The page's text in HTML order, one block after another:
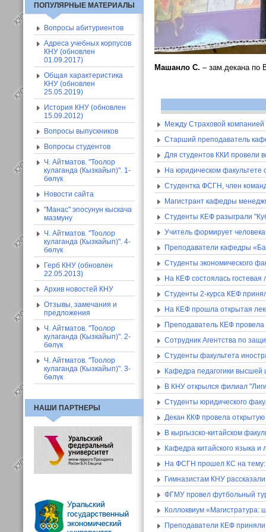
Машанло С. – зам.декана по
Между Страховой
Старший преподаватель
Для студентов ККИ провели
На юридическом факультете
Студентка ФСГН, член
Магистрант кафедры
Студенты КЕФ разыграли
Учитель формирует
Преподаватели кафедры
Студенты экономического
На КЕФ состоялась гостевая
Студенты 2-курса КЕФ
На КЕФ прошла открытая
Преподаватель КЕФ провела
Сотрудник Агентства по
Студенты факультета
Кафедра педагогики
В КНУ открылся филиал
Студенты юридического
Декан ККФ провела
В кыргызско-китайском
Кафедра китайского языка
На ФСГН прошел КС на тему:
Гимназистам КНУ
ФГМУ провел футбольный
Коллоквиум «Магистратура:
Преподаватели КЕФ приняли
ПОПУЛЯРНЫЕ МАТЕРИАЛЫ
Вопросы абитуриентов
Адреса учебных корпусов
КНУ (обновлен
01.09.2017)
Общая характеристика
КНУ (обновлен
25.05.2019)
История КНУ (обновлен
15.09.2012)
Вопросы выпускников
Вопросы студентов
Ч. Айтматов. "Тоолор
кулаганда (Кызкайып)". 1-
бөлүк
Новости сайта
"Манас" эпосунун кыскача
мазмуну
Ч. Айтматов. "Тоолор
кулаганда (Кызкайып)". 4-
бөлүк
Герб КНУ (обновлен
22.05.2013)
Архив новостей КНУ
Отзывы, замечания и
предложения
Ч. Айтматов. "Тоолор
кулаганда (Кызкайып)". 2-
бөлүк
Ч. Айтматов. "Тоолор
кулаганда (Кызкайып)". 3-
бөлүк
НАШИ ПАРТНЕРЫ